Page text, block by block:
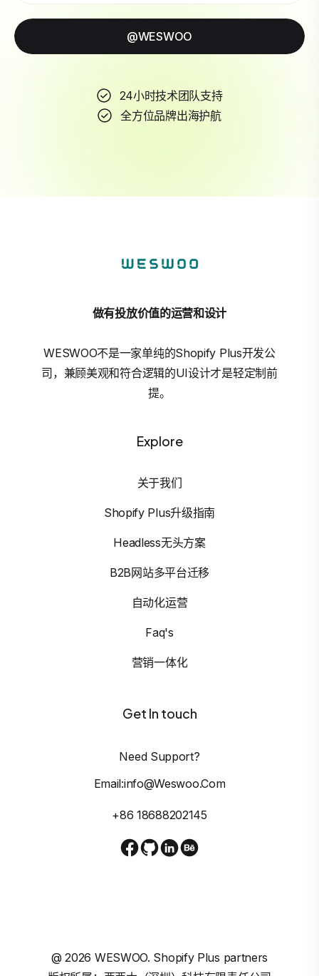
@WESWOO
24小时技术团队支持
全方位品牌出海护航
做有投放价值的运营和设计
WESWOO不是一家单纯的Shopify Plus开发公
司，兼顾美观和符合逻辑的UI设计才是轻定制前
提。
Explore
关于我们
Shopify Plus升级指南
Headless无头方案
B2B网站多平台迁移
自动化运营
Faq's
营销一体化
Get In touch
Need Support?
Email:info@weswoo.com
+86 18688202145
@2026 WESWOO. Shopify Plus partners